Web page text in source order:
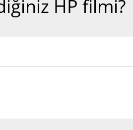
HP filmi?